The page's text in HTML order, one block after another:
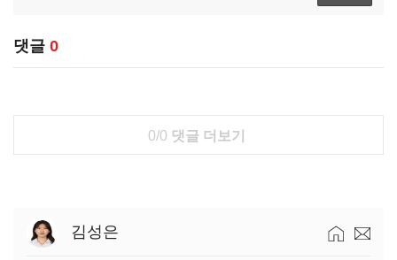
댓글 0
0/0 댓글 더보기
김성은